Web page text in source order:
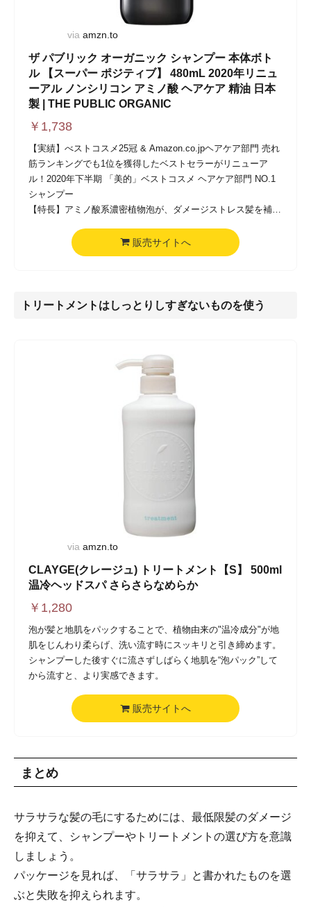
via amzn.to
ザ パブリック オーガニック シャンプー 本体ボト
ル 【スーパー ポジティブ】 480mL 2020年リニュ
ーアル ノンシリコン アミノ酸 ヘアケア 精油 日本
製 | THE PUBLIC ORGANIC
￥ 1,738
【実績】べストコスメ25冠 & Amazon.co.jpヘアケア部門 売れ
筋ランキングでも1位を獲得したベストセラーがリニューア
ル！2020年下半期 「美的」ベストコスメ ヘアケア部門 NO.1
シャンプー
【特長】アミノ酸系濃密植物泡が、ダメージストレス髪を補修
ケア＆毛先までなめらかな美しい髪へ。
【香り】ソマリア産 フランキンセンス精油 & マダガスカル産
【タイプ・仕上がり】カラーやパーマなどで傷んだダメージヘ
販売サイトへ
トリートメントはしっとりしすぎないものを使う
via amzn.to
CLAYGE(クレージュ) トリートメント【S】 500ml
温冷ヘッドスパ さらさらなめらか
￥ 1,280
泡が髪と地肌をパックすることで、植物由来の"温冷成分"が地
肌をじんわり柔らげ、洗い流す時にスッキリと引き締めます。
シャンプーした後すぐに流さずしばらく地肌を“泡パック”して
から流すと、より実感できます。
販売サイトへ
まとめ
サラサラな髪の毛にするためには、最低限髪のダメージ
を抑えて、シャンプーやトリートメントの選び方を意識
しましょう。
パッケージを見れば、「サラサラ」と書かれたものを選
ぶと失敗を抑えられます。